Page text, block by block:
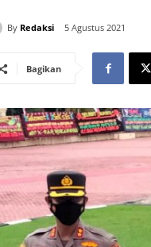
By Redaksi 5 Agustus 2021
Bagikan